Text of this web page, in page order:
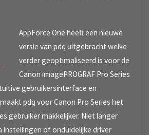
AppForce.One heeft een nieuwe
versie van pdq uitgebracht welke
verder geoptimaliseerd is voor de
Canon imagePROGRAF Pro Series
gebruikersinterface en
pdq voor Canon Pro Series het
gebruiker makkelijker. Niet langer
of onduidelijke driver